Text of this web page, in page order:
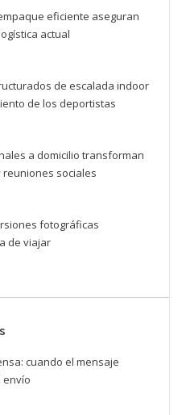
eficiente aseguran
actual
de escalada indoor
de los deportistas
a domicilio transforman
sociales
fotográficas
de viajar
cuando el mensaje
envío